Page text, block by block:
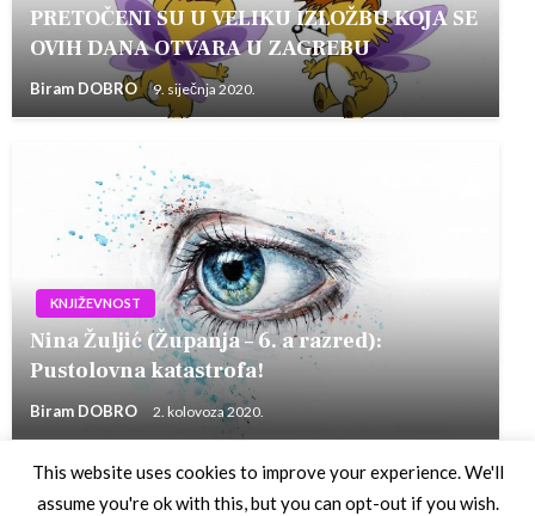
PRETOČENI SU U VELIKU IZLOŽBU KOJA SE
OVIH DANA OTVARA U ZAGREBU
Biram DOBRO 9. siječnja 2020.
KNJIŽEVNOST
Nina Žuljić (Županja – 6. a razred):
Pustolovna katastrofa!
Biram DOBRO 2. kolovoza 2020.
This website uses cookies to improve your experience. We'll
assume you're ok with this, but you can opt-out if you wish.